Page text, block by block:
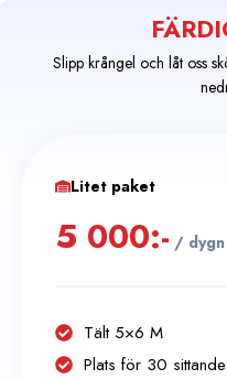
Slipp krångel och låt oss
Litet paket
5 000:- / dygn
Tält 5×6 M
Plats för 30 sittande